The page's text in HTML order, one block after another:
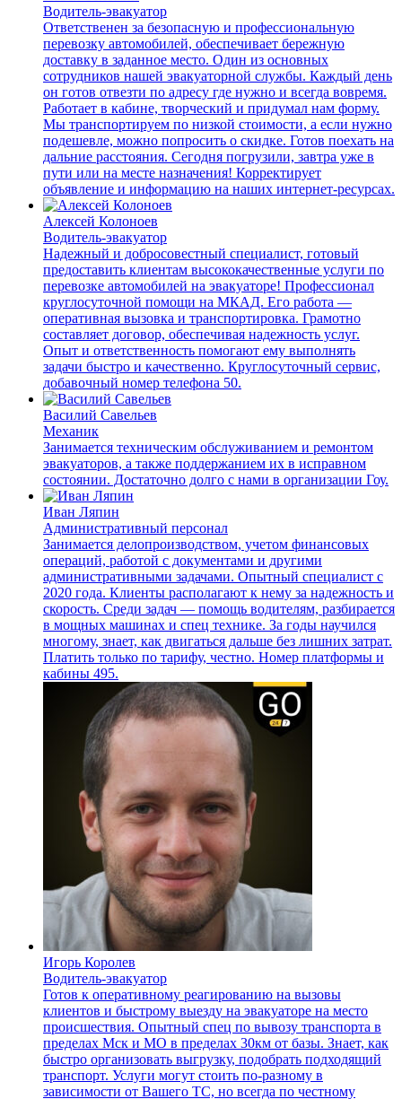
Водитель-эвакуатор
Ответственен за безопасную и профессиональную
перевозку автомобилей, обеспечивает бережную
доставку в заданное место. Один из основных
сотрудников нашей эвакуаторной службы. Каждый день
он готов отвезти по адресу где нужно и всегда вовремя.
Работает в кабине, творческий и придумал нам форму.
Мы транспортируем по низкой стоимости, а если нужно
подешевле, можно попросить о скидке. Готов поехать на
дальние расстояния. Сегодня погрузили, завтра уже в
пути или на месте назначения! Корректирует
объявление и информацию на наших интернет-ресурсах.
Алексей Колоноев
Водитель-эвакуатор
Надежный и добросовестный специалист, готовый
предоставить клиентам высококачественные услуги по
перевозке автомобилей на эвакуаторе! Профессионал
круглосуточной помощи на МКАД. Его работа —
оперативная вызовка и транспортировка. Грамотно
составляет договор, обеспечивая надежность услуг.
Опыт и ответственность помогают ему выполнять
задачи быстро и качественно. Круглосуточный сервис,
добавочный номер телефона 50.
Василий Савельев
Механик
Занимается техническим обслуживанием и ремонтом
эвакуаторов, а также поддержанием их в исправном
состоянии. Достаточно долго с нами в организации Гоу.
Иван Ляпин
Административный персонал
Занимается делопроизводством, учетом финансовых
операций, работой с документами и другими
административными задачами. Опытный специалист с
2020 года. Клиенты располагают к нему за надежность и
скорость. Среди задач — помощь водителям, разбирается
в мощных машинах и спец технике. За годы научился
многому, знает, как двигаться дальше без лишних затрат.
Платить только по тарифу, честно. Номер платформы и
кабины 495.
Игорь Королев
Водитель-эвакуатор
Готов к оперативному реагированию на вызовы
клиентов и быстрому выезду на эвакуаторе на место
происшествия. Опытный спец по вывозу транспорта в
пределах Мск и МО в пределах 30км от базы. Знает, как
быстро организовать выгрузку, подобрать подходящий
транспорт. Услуги могут стоить по-разному в
зависимости от Вашего ТС, но всегда по честному